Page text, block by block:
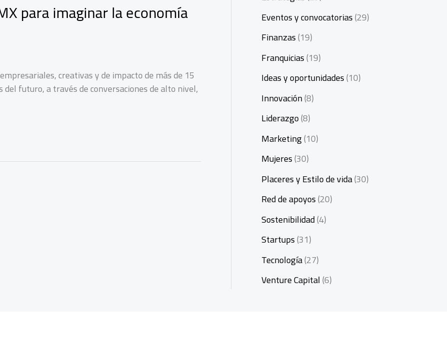
para imaginar la economía
creativas y de impacto de más de 15
futuro, a través de conversaciones de alto nivel,
Eventos y convocatorias(29)
Finanzas(19)
Franquicias(19)
Ideas y oportunidades(10)
Innovación(8)
Liderazgo(8)
Marketing(10)
Mujeres(30)
Placeres y Estilo de vida(30)
Red de apoyos(20)
Sostenibilidad(4)
Startups(31)
Tecnología(27)
Venture Capital(6)